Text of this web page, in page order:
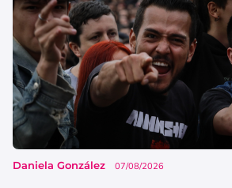
Daniela González 07/08/2026